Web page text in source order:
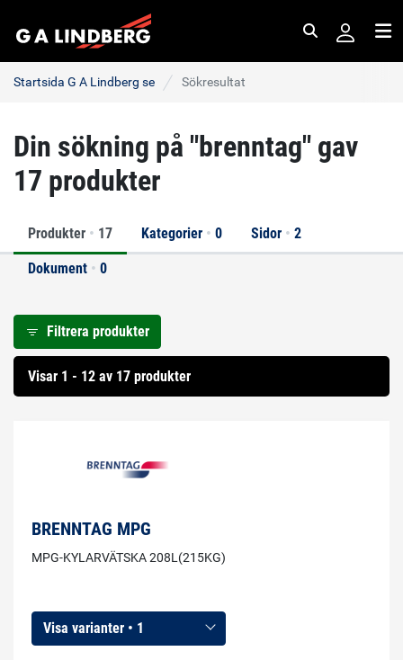
Startsida G A Lindberg se Sökresultat
Din sökning på "brenntag" gav
17 produkter
Produkter • 17 Kategorier • 0 Sidor • 2
Dokument • 0
Filtrera produkter
Visar 1 - 12 av 17 produkter
BRENNTAG MPG
MPG-KYLARVÄTSKA 208L(215KG)
Visa varianter • 1